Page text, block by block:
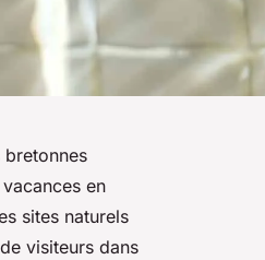
en
sites naturels
visiteurs dans